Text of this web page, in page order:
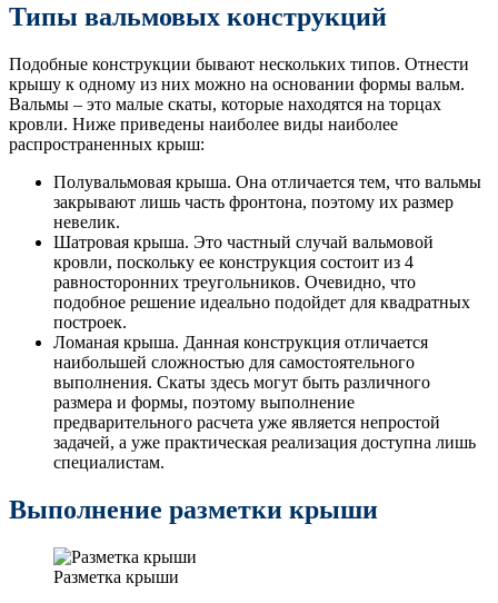
Типы вальмовых конструкций
Подобные конструкции бывают нескольких типов. Отнести
крышу к одному из них можно на основании формы вальм.
Вальмы – это малые скаты, которые находятся на торцах
кровли. Ниже приведены наиболее виды наиболее
распространенных крыш:
Полувальмовая крыша. Она отличается тем, что вальмы
закрывают лишь часть фронтона, поэтому их размер
невелик.
Шатровая крыша. Это частный случай вальмовой
кровли, поскольку ее конструкция состоит из 4
равносторонних треугольников. Очевидно, что
подобное решение идеально подойдет для квадратных
построек.
Ломаная крыша. Данная конструкция отличается
наибольшей сложностью для самостоятельного
выполнения. Скаты здесь могут быть различного
размера и формы, поэтому выполнение
предварительного расчета уже является непростой
задачей, а уже практическая реализация доступна лишь
специалистам.
Выполнение разметки крыши
Разметка крыши